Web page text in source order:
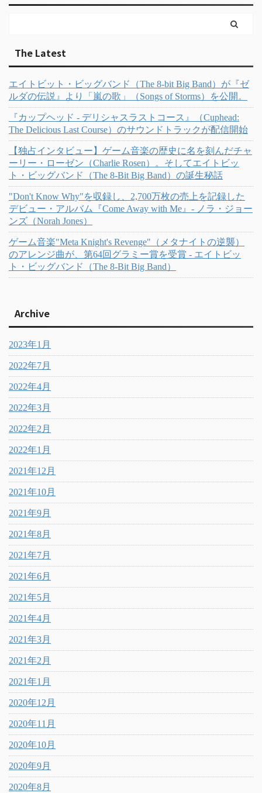
The Latest
エイトビット・ビッグバンド（The 8-bit Big Band）が『ゼ
ルダの伝説』より「嵐の歌」（Songs of Storms）を公開。
『カップヘッド - デリシャスラストコース』（Cuphead:
The Delicious Last Course）のサウンドトラックが配信開始
【独占インタビュー】ゲーム音楽の歴史に名を刻んだチャ
ーリー・ローゼン（Charlie Rosen）。そしてエイトビッ
ト・ビッグバンド（The 8-Bit Big Band）の誕生秘話
"Don't Know Why"を収録し、2,700万枚の売上を記録した
デビュー・アルバム『Come Away with Me』- ノラ・ジョー
ンズ（Norah Jones）
ゲーム音楽"Meta Knight's Revenge"（メタナイトの逆襲）
のアレンジ曲が、第64回グラミー賞を受賞 - エイトビッ
ト・ビッグバンド（The 8-Bit Big Band）
Archive
2023年1月
2022年7月
2022年4月
2022年3月
2022年2月
2022年1月
2021年12月
2021年10月
2021年9月
2021年8月
2021年7月
2021年6月
2021年5月
2021年4月
2021年3月
2021年2月
2021年1月
2020年12月
2020年11月
2020年10月
2020年9月
2020年8月